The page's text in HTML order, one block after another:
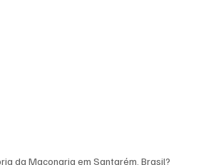
da Maçonaria em Santarém, Brasil?